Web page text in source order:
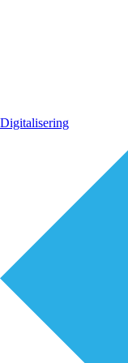
Digitalisering